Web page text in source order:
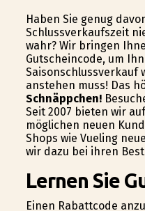
Haben Sie genug
Schlussverkaufszeit
wahr? Wir bringen
Gutscheincode, um
Saisonschlussverkauf
anstehen muss! Das
Schnäppchen!
Seit 2007 bieten wir
möglichen neuen
Shops wie Vueling
wir dazu bei ihren
Lernen Sie
Einen Rabattcode